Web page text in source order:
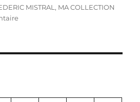
MISTRAL , MA COLLECTION
sur